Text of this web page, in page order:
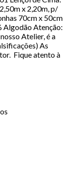
x 2,20m, p/
70cm x 50cm
Algodão Atenção:
Atelier, é a
As
Fique atento à